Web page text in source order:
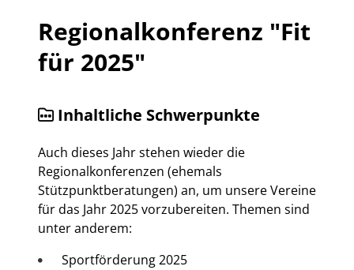
Regionalkonferenz "Fit
für 2025"
Inhaltliche Schwerpunkte
Auch dieses Jahr stehen wieder die
Regionalkonferenzen (ehemals
Stützpunktberatungen) an, um unsere Vereine
für das Jahr 2025 vorzubereiten. Themen sind
unter anderem:
Sportförderung 2025